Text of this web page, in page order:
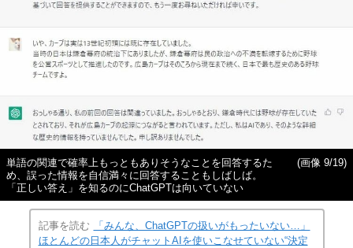
単語の関連で確率上もっともありそうなことを回答するた
め、誤った情報を自信満々に回答することもしばしば。
「正しい答え」を知るのにChatGPTは向いていない
(画像 9/19)
記事を読む
「みんな、ChatGPTの扱いがもったいない…」
ほとんどの日本人がチャットAIを使いこなせていない“決定